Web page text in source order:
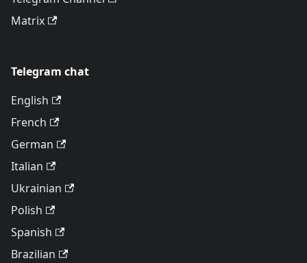
Matrix
Telegram chat
English
French
German
Italian
Ukrainian
Polish
Spanish
Brazilian